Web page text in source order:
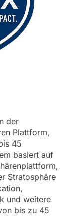
der
Plattform,
45
basiert auf
Stratosphäre
und weitere
bis zu 45